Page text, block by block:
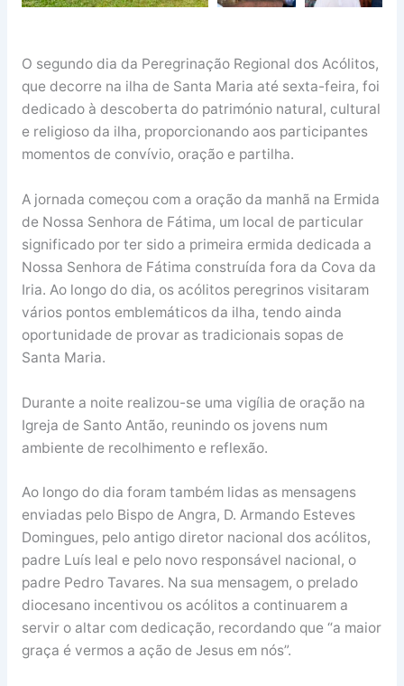
O segundo dia da Peregrinação Regional dos Acólitos,
que decorre na ilha de Santa Maria até sexta-feira, foi
dedicado à descoberta do património natural, cultural
e religioso da ilha, proporcionando aos participantes
momentos de convívio, oração e partilha.
A jornada começou com a oração da manhã na Ermida
de Nossa Senhora de Fátima, um local de particular
significado por ter sido a primeira ermida dedicada a
Nossa Senhora de Fátima construída fora da Cova da
Iria. Ao longo do dia, os acólitos peregrinos visitaram
vários pontos emblemáticos da ilha, tendo ainda
oportunidade de provar as tradicionais sopas de
Santa Maria.
Durante a noite realizou-se uma vigília de oração na
Igreja de Santo Antão, reunindo os jovens num
ambiente de recolhimento e reflexão.
Ao longo do dia foram também lidas as mensagens
enviadas pelo Bispo de Angra, D. Armando Esteves
Domingues, pelo antigo diretor nacional dos acólitos,
padre Luís leal e pelo novo responsável nacional, o
padre Pedro Tavares. Na sua mensagem, o prelado
diocesano incentivou os acólitos a continuarem a
servir o altar com dedicação, recordando que “a maior
graça é vermos a ação de Jesus em nós”.